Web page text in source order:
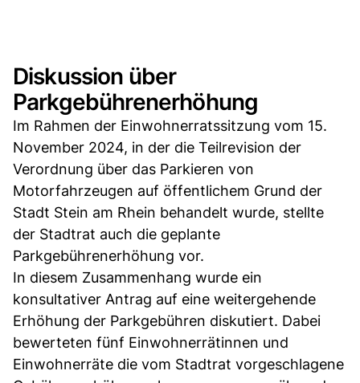
Diskussion über
Parkgebührenerhöhung
Im Rahmen der Einwohnerratssitzung vom 15.
November 2024, in der die Teilrevision der
Verordnung über das Parkieren von
Motorfahrzeugen auf öffentlichem Grund der
Stadt Stein am Rhein behandelt wurde, stellte
der Stadtrat auch die geplante
Parkgebührenerhöhung vor.
In diesem Zusammenhang wurde ein
konsultativer Antrag auf eine weitergehende
Erhöhung der Parkgebühren diskutiert. Dabei
bewerteten fünf Einwohnerrätinnen und
Einwohnerräte die vom Stadtrat vorgeschlagene